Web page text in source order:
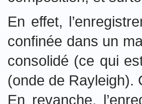
En effet,
confinée dans un
consolidé (ce qui
(onde de Rayleigh).
En revanche,